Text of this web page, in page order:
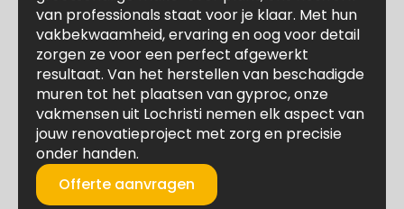
van professionals staat voor je klaar. Met hun
vakbekwaamheid, ervaring en oog voor detail
zorgen ze voor een perfect afgewerkt
resultaat. Van het herstellen van beschadigde
muren tot het plaatsen van gyproc, onze
vakmensen uit Lochristi nemen elk aspect van
jouw renovatieproject met zorg en precisie
onder handen.
Offerte aanvragen